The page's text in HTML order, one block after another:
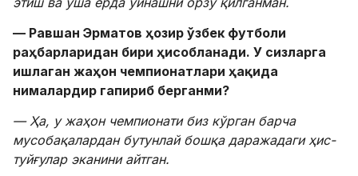
— Равшан Эрматов ҳозир ўзбек футболи
раҳбарларидан бири ҳисобланади. У сизларга
ишлаган жаҳон чемпионатлари ҳақида
нималардир гапириб берганми?
— Ҳа, у жаҳон чемпионати биз кўрган барча
мусобақалардан бутунлай бошқа даражадаги ҳис-
туйғулар эканини айтган.